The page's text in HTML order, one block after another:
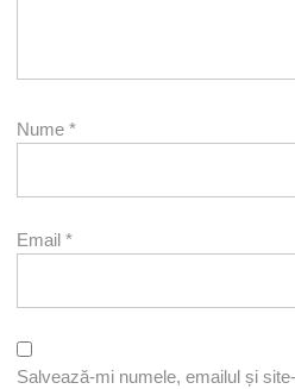
Nume *
Email *
Salvează-mi numele, emailul și